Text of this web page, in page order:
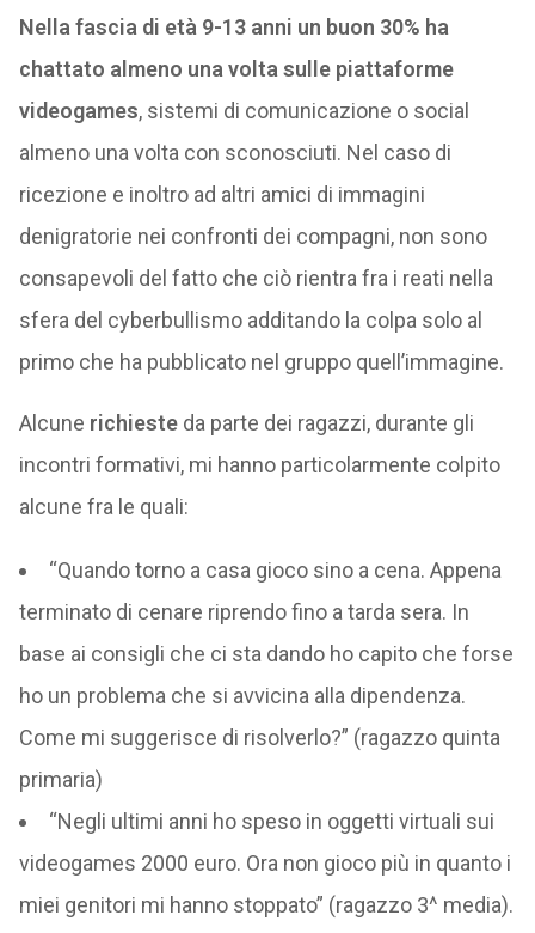
Nella fascia di età 9-13 anni un buon 30% ha
chattato almeno una volta sulle piattaforme
videogames, sistemi di comunicazione o social
almeno una volta con sconosciuti. Nel caso di
ricezione e inoltro ad altri amici di immagini
denigratorie nei confronti dei compagni, non sono
consapevoli del fatto che ciò rientra fra i reati nella
sfera del cyberbullismo additando la colpa solo al
primo che ha pubblicato nel gruppo quell’immagine.
Alcune richiesteda parte dei ragazzi, durante gli
incontri formativi, mi hanno particolarmente colpito
alcune fra le quali:
“Quando torno a casa gioco sino a cena. Appena
terminato di cenare riprendo fino a tarda sera. In
base ai consigli che ci sta dando ho capito che forse
ho un problema che si avvicina alla dipendenza.
Come mi suggerisce di risolverlo?” (ragazzo quinta
primaria)
“Negli ultimi anni ho speso in oggetti virtuali sui
videogames 2000 euro. Ora non gioco più in quanto i
miei genitori mi hanno stoppato” (ragazzo 3^ media).